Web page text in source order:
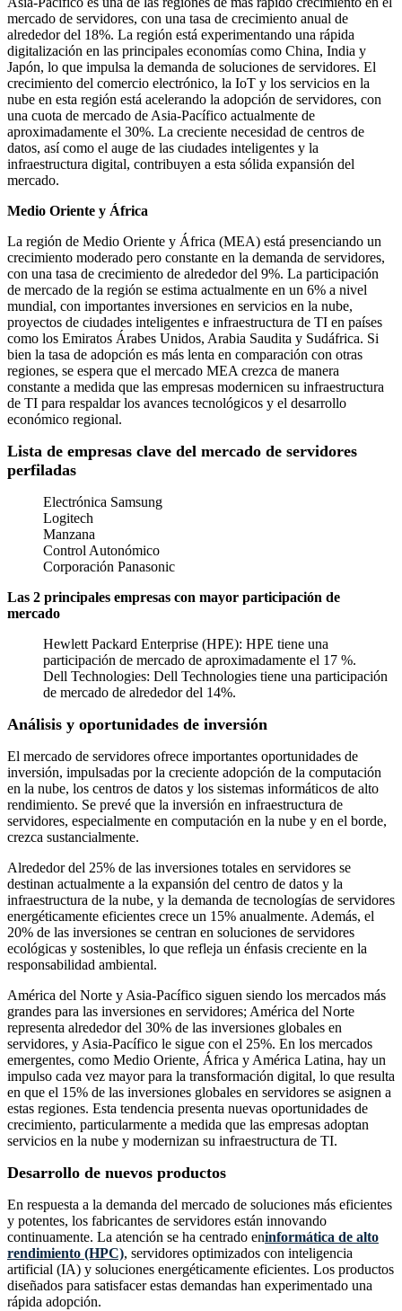
mercado de servidores, con una tasa de crecimiento anual de
alrededor del 18%. La región está experimentando una rápida
digitalización en las principales economías como China, India y
Japón, lo que impulsa la demanda de soluciones de servidores. El
crecimiento del comercio electrónico, la IoT y los servicios en la
nube en esta región está acelerando la adopción de servidores, con
una cuota de mercado de Asia-Pacífico actualmente de
aproximadamente el 30%. La creciente necesidad de centros de
datos, así como el auge de las ciudades inteligentes y la
infraestructura digital, contribuyen a esta sólida expansión del
mercado.
Medio Oriente y África
La región de Medio Oriente y África (MEA) está presenciando un
crecimiento moderado pero constante en la demanda de servidores,
con una tasa de crecimiento de alrededor del 9%. La participación
de mercado de la región se estima actualmente en un 6% a nivel
mundial, con importantes inversiones en servicios en la nube,
proyectos de ciudades inteligentes e infraestructura de TI en países
como los Emiratos Árabes Unidos, Arabia Saudita y Sudáfrica. Si
bien la tasa de adopción es más lenta en comparación con otras
regiones, se espera que el mercado MEA crezca de manera
constante a medida que las empresas modernicen su infraestructura
de TI para respaldar los avances tecnológicos y el desarrollo
económico regional.
Lista de empresas clave del mercado de servidores
perfiladas
Electrónica Samsung
Logitech
Manzana
Control Autonómico
Corporación Panasonic
Las 2 principales empresas con mayor participación de
mercado
Hewlett Packard Enterprise (HPE): HPE tiene una
participación de mercado de aproximadamente el 17 %.
Dell Technologies: Dell Technologies tiene una participación
de mercado de alrededor del 14%.
Análisis y oportunidades de inversión
El mercado de servidores ofrece importantes oportunidades de
inversión, impulsadas por la creciente adopción de la computación
en la nube, los centros de datos y los sistemas informáticos de alto
rendimiento. Se prevé que la inversión en infraestructura de
servidores, especialmente en computación en la nube y en el borde,
crezca sustancialmente.
Alrededor del 25% de las inversiones totales en servidores se
destinan actualmente a la expansión del centro de datos y la
infraestructura de la nube, y la demanda de tecnologías de servidores
energéticamente eficientes crece un 15% anualmente. Además, el
20% de las inversiones se centran en soluciones de servidores
ecológicas y sostenibles, lo que refleja un énfasis creciente en la
responsabilidad ambiental.
América del Norte y Asia-Pacífico siguen siendo los mercados más
grandes para las inversiones en servidores; América del Norte
representa alrededor del 30% de las inversiones globales en
servidores, y Asia-Pacífico le sigue con el 25%. En los mercados
emergentes, como Medio Oriente, África y América Latina, hay un
impulso cada vez mayor para la transformación digital, lo que resulta
en que el 15% de las inversiones globales en servidores se asignen a
estas regiones. Esta tendencia presenta nuevas oportunidades de
crecimiento, particularmente a medida que las empresas adoptan
servicios en la nube y modernizan su infraestructura de TI.
Desarrollo de nuevos productos
En respuesta a la demanda del mercado de soluciones más eficientes
y potentes, los fabricantes de servidores están innovando
continuamente. La atención se ha centrado eninformática de alto
rendimiento (HPC), servidores optimizados con inteligencia
artificial (IA) y soluciones energéticamente eficientes. Los productos
diseñados para satisfacer estas demandas han experimentado una
rápida adopción.